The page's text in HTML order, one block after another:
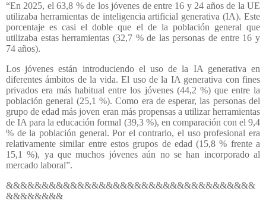
“En 2025, el 63,8 % de los jóvenes de entre 16 y 24 años de la UE
utilizaba herramientas de inteligencia artificial generativa (IA). Este
porcentaje es casi el doble que el de la población general que
utilizaba estas herramientas (32,7 % de las personas de entre 16 y
74 años).
Los jóvenes están introduciendo el uso de la IA generativa en
diferentes ámbitos de la vida. El uso de la IA generativa con fines
privados era más habitual entre los jóvenes (44,2 %) que entre la
población general (25,1 %). Como era de esperar, las personas del
grupo de edad más joven eran más propensas a utilizar herramientas
de IA para la educación formal (39,3 %), en comparación con el 9,4
% de la población general. Por el contrario, el uso profesional era
relativamente similar entre estos grupos de edad (15,8 % frente a
15,1 %), ya que muchos jóvenes aún no se han incorporado al
mercado laboral”.
&&&&&&&&&&&&&&&&&&&&&&&&&&&&&&&&&&&
&&&&&&&&